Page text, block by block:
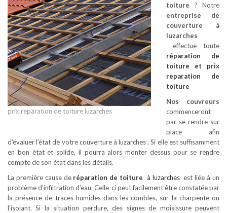
prix reparation de toiture luzarches
toiture ? Notre
entreprise de
couverture à
luzarches
effectue toute
réparation de
toiture et prix
reparation de
toiture
Nos couvreurs
commenceront
par se rendre sur
place afin
d’évaluer l’état de votre couverture à luzarches . Si elle est suffisamment
en bon état et solide, il pourra alors monter dessus pour se rendre
compte de son état dans les détails.
La première cause deréparation de toiture à luzarchesest liée à un
problème d’infiltration d’eau. Celle-ci peut facilement être constatée par
la présence de traces humides dans les combles, sur la charpente ou
l’isolant. Si la situation perdure, des signes de moisissure peuvent